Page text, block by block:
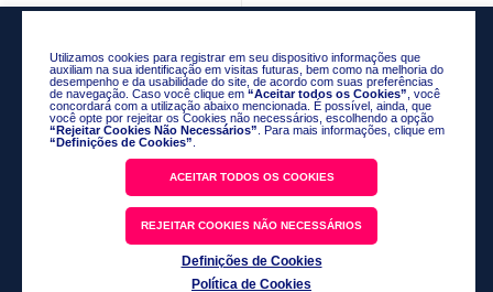
Política de Privacidade
Código de Conduta
Fale Conosco
@2026 Science Valley Research Institute. Todos os direitos reservados.
Utilizamos cookies para registrar em seu dispositivo informações que
auxiliam na sua identificação em visitas futuras, bem como na melhoria do
desempenho e da usabilidade do site, de acordo com suas preferências
de navegação. Caso você clique em “Aceitar todos os Cookies” , você
concordará com a utilização abaixo mencionada. É possível, ainda, que
você opte por rejeitar os Cookies não necessários, escolhendo a opção
“Rejeitar Cookies Não Necessários” . Para mais informações, clique em
“Definições de Cookies”
ACEITAR TODOS OS COOKIES
REJEITAR COOKIES NÃO NECESSÁRIOS
Definições de Cookies
Política de Cookies